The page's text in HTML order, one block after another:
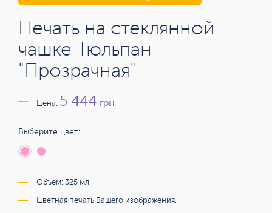
Печать на стеклянной
чашке Тюльпан
"Прозрачная"
Цена: 5 444 грн.
Выберите цвет:
Объем: 325 мл.
Цветная печать Вашего изображения.